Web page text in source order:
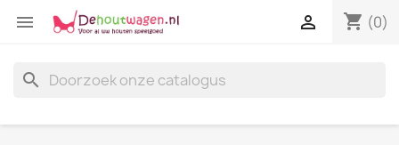
 shopping_cart (0)

search